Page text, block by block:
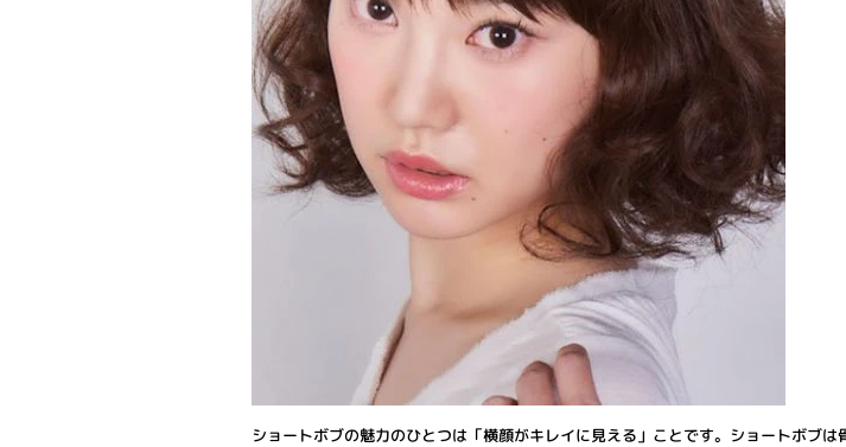
ショートボブの魅力のひとつは「横顔がキレイに見える」ことです。ショートボブ